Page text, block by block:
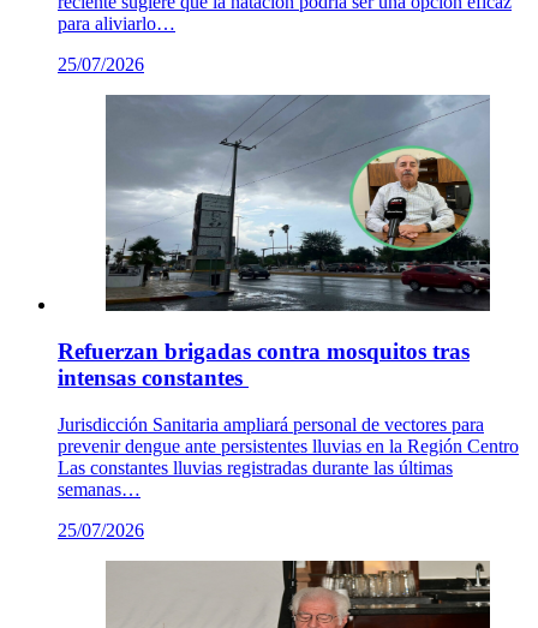
para aliviarlo…
25/07/2026
Refuerzan brigadas contra mosquitos tras
intensas constantes
Jurisdicción Sanitaria ampliará personal de vectores para
prevenir dengue ante persistentes lluvias en la Región Centro
Las constantes lluvias registradas durante las últimas
semanas…
25/07/2026